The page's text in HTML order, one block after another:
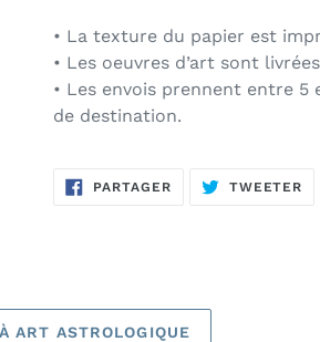
• La texture du papier est
• Les oeuvres d’art sont
• Les envois prennent entre
de destination.
PARTAGERPARTAGERTWEETER
ART ASTROLOGIQUE